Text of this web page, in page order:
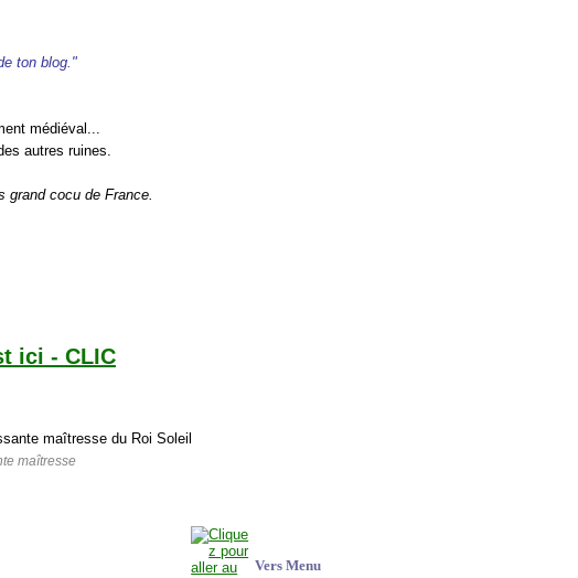
ton blog."
médiéval...
autres ruines.
cocu de France.
ici - CLIC
maîtresse
Vers Menu